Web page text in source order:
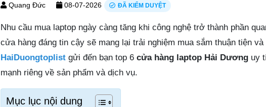
Quang Đức 08-07-2026 ĐÃ KIỂM DUYỆT
Nhu cầu mua laptop ngày càng tăng khi công nghệ trở thành phần
cửa hàng đáng tin cậy sẽ mang lại trải nghiệm mua sắm thuận tiện
HaiDuongtoplist gửi đến bạn top 6 cửa hàng laptop Hải Dương uy
mạnh riêng về sản phẩm và dịch vụ.
Mục lục nội dung